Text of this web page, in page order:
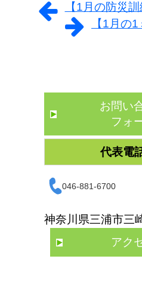
【1月の防災
【1月の
お問い
フォ
代表電
046-881-6700
神奈川県三浦市三
アク